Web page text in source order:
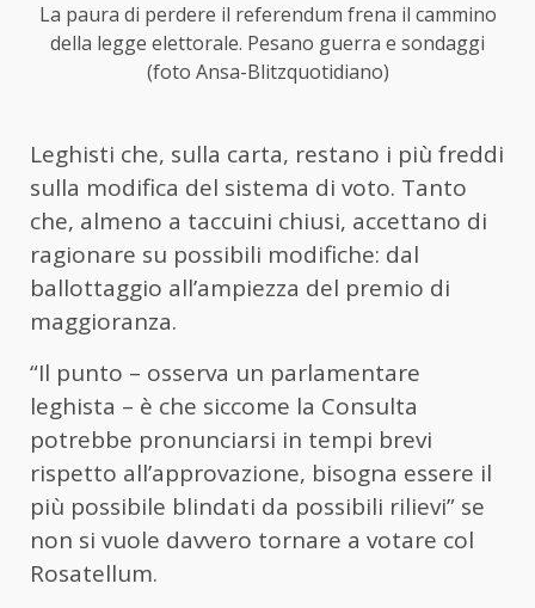
La paura di perdere il referendum frena il cammino
della legge elettorale. Pesano guerra e sondaggi
(foto Ansa-Blitzquotidiano)
Leghisti che, sulla carta, restano i più freddi
sulla modifica del sistema di voto. Tanto
che, almeno a taccuini chiusi, accettano di
ragionare su possibili modifiche: dal
ballottaggio all’ampiezza del premio di
maggioranza.
“Il punto – osserva un parlamentare
leghista – è che siccome la Consulta
potrebbe pronunciarsi in tempi brevi
rispetto all’approvazione, bisogna essere il
più possibile blindati da possibili rilievi” se
non si vuole davvero tornare a votare col
Rosatellum.